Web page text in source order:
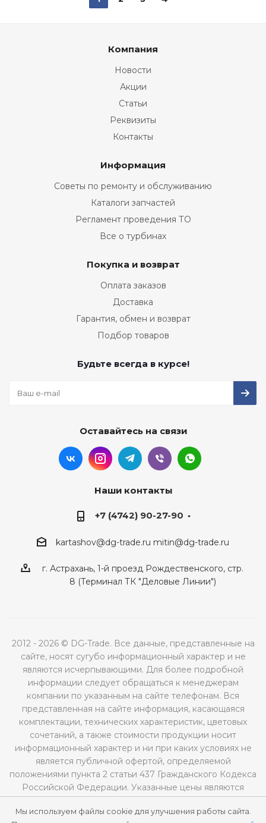
Мы используем файлы cookie для улучшения работы сайта.
Компания
Новости
Акции
Статьи
Реквизиты
Контакты
Информация
Советы по ремонту и обслуживанию
Каталоги запчастей
Регламент проведения ТО
Все о турбинах
Покупка и возврат
Оплата заказов
Доставка
Гарантия, обмен и возврат
Подбор товаров
Будьте всегда в курсе!
Оставайтесь на связи
Наши контакты
+7 (4742) 90-27-90
kartashov@dg-trade.ru mitin@dg-trade.ru
г. Астрахань, 1-й проезд Рождественского, стр.
8 (Терминал ТК "Деловые Линии")
2012 - 2026 © DG-Trade. Все данные, представленные на
сайте, носят сугубо информационный характер и не
являются исчерпывающими. Для более подробной
информации следует обращаться к менеджерам
компании по указанным на сайте телефонам. Вся
представленная на сайте информация, касающаяся
комплектации, технических характеристик, цветовых
сочетаний, а также стоимости продукции носит
информационный характер и ни при каких условиях не
является публичной офертой, определяемой
положениями пункта 2 статьи 437 Гражданского Кодекса
Российской Федерации. Указанные цены являются
действительных цен.